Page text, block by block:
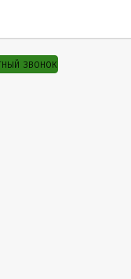
звонок